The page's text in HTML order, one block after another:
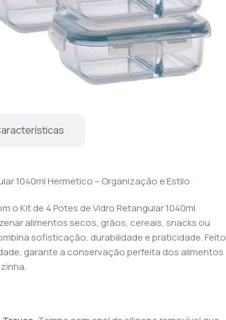
1040ml Hermético – Organização e Estilo
o Kit de 4 Potes de Vidro Retangular 1040ml
alimentos secos, grãos, cereais, snacks ou
sofisticação, durabilidade e praticidade. Feito
garante a conservação perfeita dos alimentos